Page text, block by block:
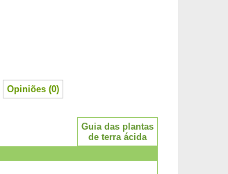
Opiniões (0)
Guia das plantas
de terra ácida